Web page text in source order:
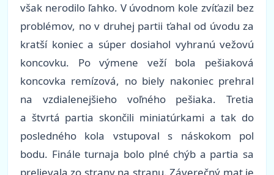
však nerodilo ľahko. V úvodnom kole zvíťazil bez
problémov, no v druhej partii ťahal od úvodu za
kratší koniec a súper dosiahol vyhranú vežovú
koncovku. Po výmene veží bola pešiaková
koncovka remízová, no biely nakoniec prehral
na vzdialenejšieho voľného pešiaka. Tretia
a štvrtá partia skončili miniatúrkami a tak do
posledného kola vstupoval s náskokom pol
bodu. Finále turnaja bolo plné chýb a partia sa